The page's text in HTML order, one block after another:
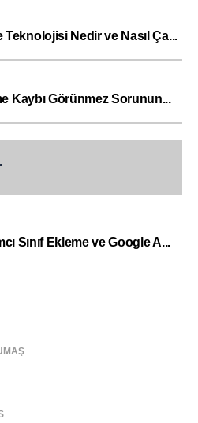
Teknolojisi Nedir ve Nasıl Ça...
Kaybı Görünmez Sorunun...
Sınıf Ekleme ve Google A...